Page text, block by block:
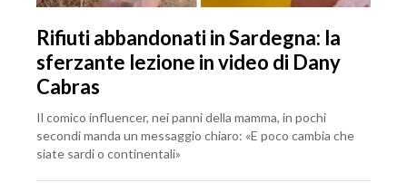
Rifiuti abbandonati in Sardegna: la
sferzante lezione in video di Dany
Cabras
Il comico influencer, nei panni della mamma, in pochi
secondi manda un messaggio chiaro: «E poco cambia che
siate sardi o continentali»